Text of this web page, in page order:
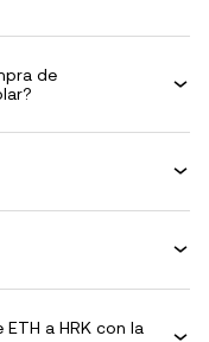
de
a HRK con la